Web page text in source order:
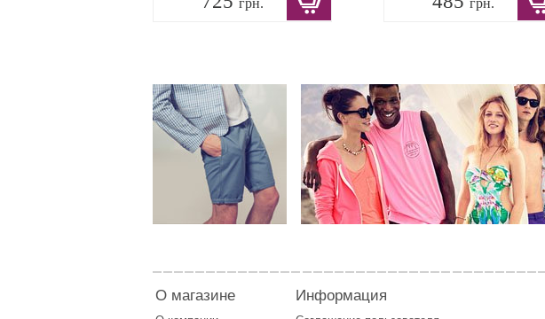
грн. грн.
О магазине Информация